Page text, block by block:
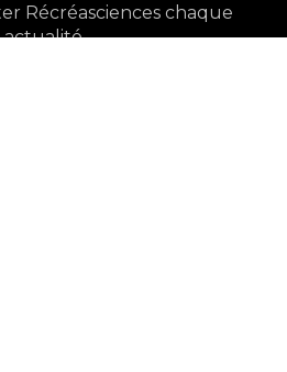
Récréasciences chaque